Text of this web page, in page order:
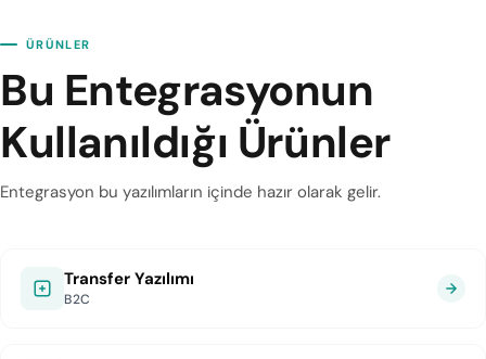
ÜRÜNLER
Bu Entegrasyonun
Kullanıldığı Ürünler
Entegrasyon bu yazılımların içinde hazır olarak gelir.
Transfer Yazılımı
B2C